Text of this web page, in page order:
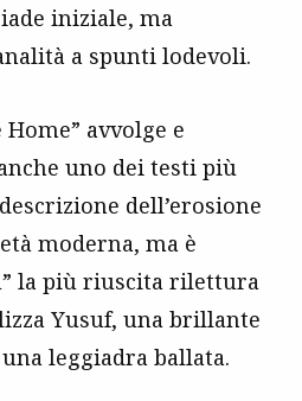
iniziale, ma
a spunti lodevoli.
avvolge e
uno dei testi più
dell’erosione
moderna, ma è
la più riuscita rilettura
Yusuf, una brillante
leggiadra ballata.